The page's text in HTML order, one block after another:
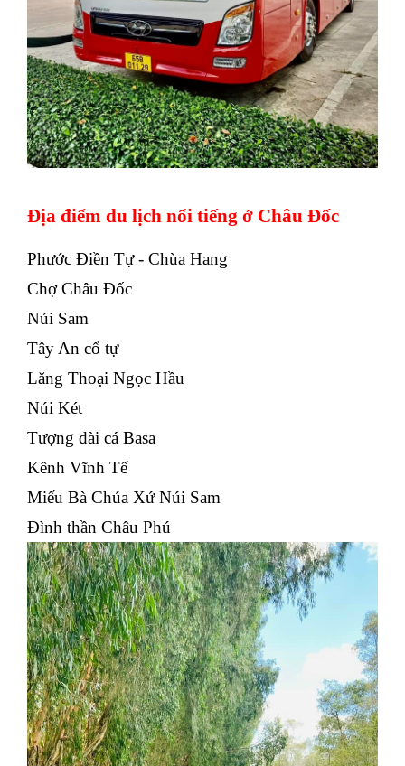
Địa điểm du lịch nổi tiếng ở Châu Đốc
Phước Điền Tự - Chùa Hang
Chợ Châu Đốc
Núi Sam
Tây An cổ tự
Lăng Thoại Ngọc Hầu
Núi Két
Tượng đài cá Basa
Kênh Vĩnh Tế
Miếu Bà Chúa Xứ Núi Sam
Đình thần Châu Phú